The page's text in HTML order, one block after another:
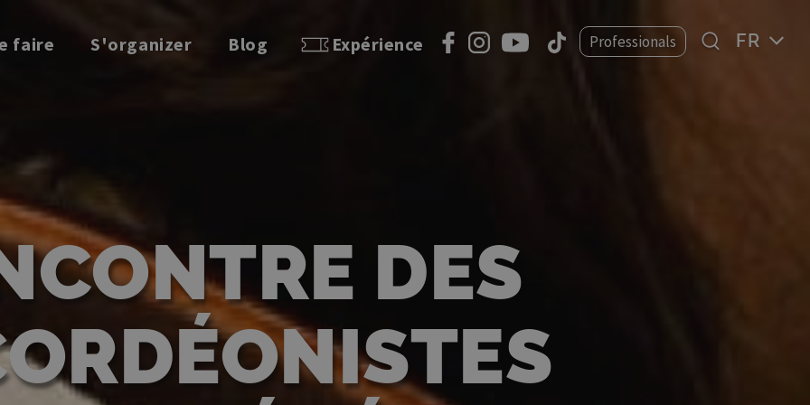
faire S'organizer Blog Expérience Professionals
Select
your
DES